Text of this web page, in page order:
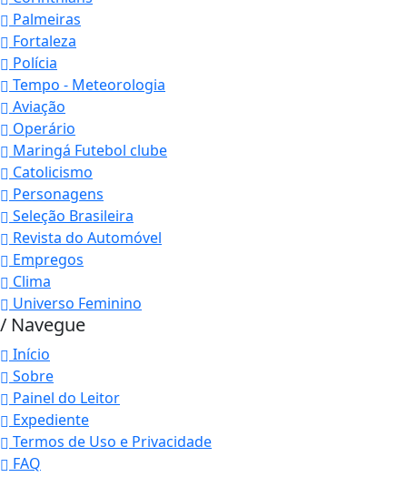
Palmeiras
Fortaleza
Polícia
Tempo - Meteorologia
Aviação
Operário
Maringá Futebol clube
Catolicismo
Personagens
Seleção Brasileira
Revista do Automóvel
Empregos
Clima
Universo Feminino
/ Navegue
Início
Sobre
Painel do Leitor
Expediente
Termos de Uso e Privacidade
FAQ